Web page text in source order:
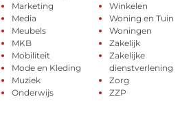
Marketing
Media
Meubels
MKB
Mobiliteit
Mode en Kleding
Muziek
Onderwijs
Winkelen
Woning en Tuin
Woningen
Zakelijk
Zakelijke
dienstverlening
Zorg
ZZP